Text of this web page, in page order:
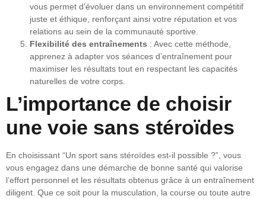
vous permet d’évoluer dans un environnement compétitif
juste et éthique, renforçant ainsi votre réputation et vos
relations au sein de la communauté sportive.
Flexibilité des entraînements : Avec cette méthode,
apprenez à adapter vos séances d’entraînement pour
maximiser les résultats tout en respectant les capacités
naturelles de votre corps.
L’importance de choisir
une voie sans stéroïdes
En choisissant “Un sport sans stéroïdes est-il possible ?”, vous
vous engagez dans une démarche de bonne santé qui valorise
l’effort personnel et les résultats obtenus grâce à un entraînement
diligent. Que ce soit pour la musculation, la course ou toute autre